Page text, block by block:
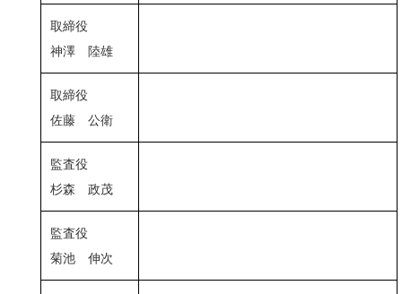
取締役
神澤 陸雄
取締役
佐藤 公衛
監査役
杉森 政茂
監査役
菊池 伸次